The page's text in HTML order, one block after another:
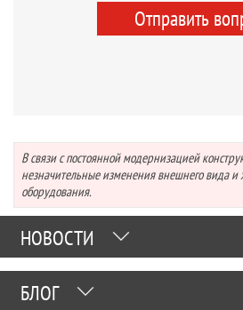
Отправить
В связи с постоянной модернизацией
незначительные изменения внешнего вида и
оборудования.
НОВОСТИ
БЛОГ